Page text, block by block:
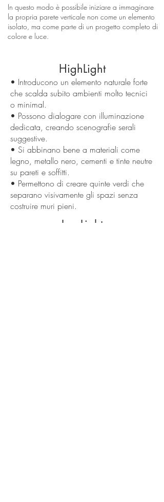
In questo modo è possibile iniziare a immaginare
la propria parete verticale non come un elemento
isolato, ma come parte di un progetto completo di
colore e luce.
HighLight
• Introducono un elemento naturale forte
che scalda subito ambienti molto tecnici
o minimal.
• Possono dialogare con illuminazione
dedicata, creando scenografie serali
suggestive.
• Si abbinano bene a materiali come
legno, metallo nero, cementi e tinte neutre
su pareti e soffitti.
• Permettono di creare quinte verdi che
separano visivamente gli spazi senza
costruire muri pieni.
LowLight